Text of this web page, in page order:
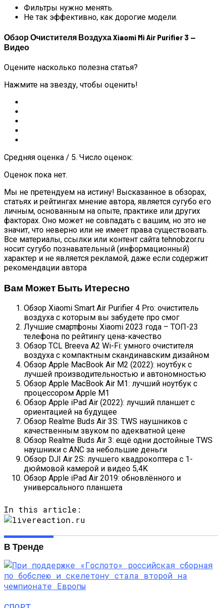
Фильтры нужно менять.
Не так эффективно, как дорогие модели.
Обзор Очистителя Воздуха Xiaomi Mi Air Purifier 3 —
Видео
Оцените насколько полезна статья?
Нажмите на звезду, чтобы оценить!
Средняя оценка / 5. Число оценок:
Оценок пока нет.
Мы не претендуем на истину! Высказанное в обзорах,
статьях и рейтингах мнение автора, является сугубо его
личным, основанным на опыте, практике или других
факторах. Оно может не совпадать с вашим, но это не
значит, что неверно или не имеет права существовать.
Все материалы, ссылки или контент сайта tehnobzor.ru
носит сугубо познавательный (информационный)
характер и не является рекламой, даже если содержит
рекомендации автора
Вам Может Быть Итересно
Обзор Xiaomi Smart Air Purifier 4 Pro: очиститель
воздуха с которым вы забудете про смог
Лучшие смартфоны Xiaomi 2023 года – ТОП-23
телефона по рейтингу цена-качество
Обзор TCL Breeva A2 Wi-Fi: умного очистителя
воздуха с компактным скандинавским дизайном
Обзор Apple MacBook Air M2 (2022): ноутбук с
лучшей производительностью и автономностью
Обзор Apple MacBook Air M1: лучший ноутбук с
процессором Apple M1
Обзор Apple iPad Air (2022): лучший планшет с
ориентацией на будущее
Обзор Realme Buds Air 3S: TWS наушников с
качественным звуком по адекватной цене
Обзор Realme Buds Air 3: ещё одни достойные TWS
наушники с ANC за небольшие деньги
Обзор DJI Air 2S: лучшего квадрокоптера с 1-
дюймовой камерой и видео 5,4K
Обзор Apple iPad Air 2019: обновлённого и
универсального планшета
In this article:
В Тренде